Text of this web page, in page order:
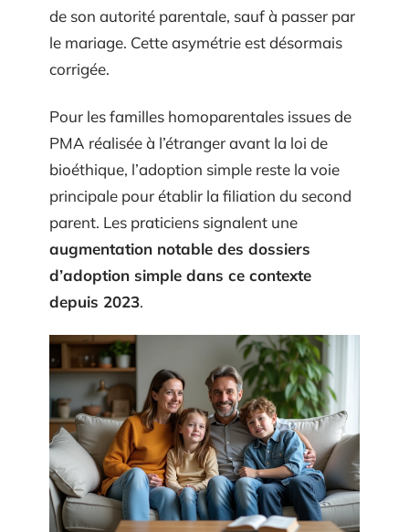
de son autorité parentale, sauf à passer par
le mariage. Cette asymétrie est désormais
corrigée.
Pour les familles homoparentales issues de
PMA réalisée à l’étranger avant la loi de
bioéthique, l’adoption simple reste la voie
principale pour établir la filiation du second
parent. Les praticiens signalent une
augmentation notable des dossiers
d’adoption simple dans ce contexte
depuis 2023.